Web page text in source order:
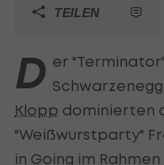
TEILEN
D er
Klopp dominierten
"Weißwurstparty"
in Going im